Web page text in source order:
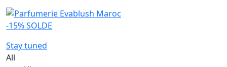
-15% SOLDE
Stay tuned
All